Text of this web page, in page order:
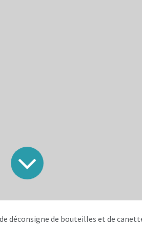
déconsigne de bouteilles et de